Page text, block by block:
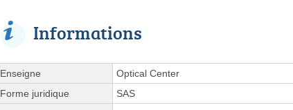
Informations
Enseigne
Optical Center
Forme juridique
SAS